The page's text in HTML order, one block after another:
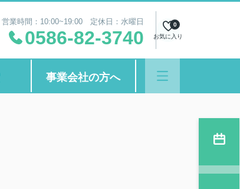
営業時間：10:00~19:00 定休日：水曜日
0586-82-3740 お気に入り
0
事業会社の方へ